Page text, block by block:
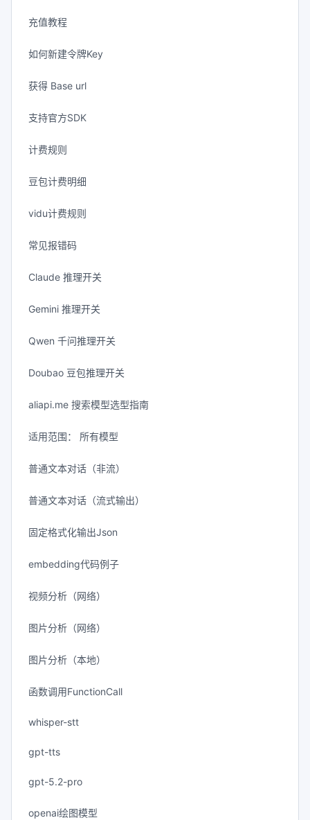
充值教程
如何新建令牌Key
获得 Base url
支持官方SDK
计费规则
豆包计费明细
vidu计费规则
常见报错码
Claude 推理开关
Gemini 推理开关
Qwen 千问推理开关
Doubao 豆包推理开关
aliapi.me 搜索模型选型指南
适用范围： 所有模型
普通文本对话（非流）
普通文本对话（流式输出）
固定格式化输出Json
embedding代码例子
视频分析（网络）
图片分析（网络）
图片分析（本地）
函数调用FunctionCall
whisper-stt
gpt-tts
gpt-5.2-pro
openai绘图模型